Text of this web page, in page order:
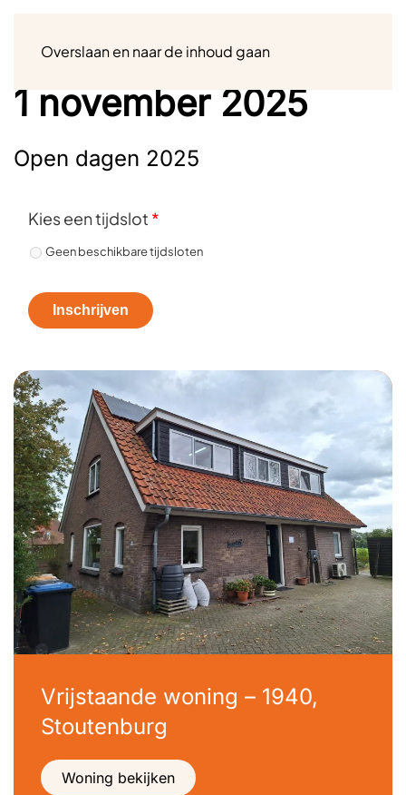
Overslaan en naar de inhoud gaan
1 november 2025
Open dagen 2025
Kies een tijdslot *
Geen beschikbare tijdsloten
Inschrijven
Vrijstaande woning – 1940,
Stoutenburg
Woning bekijken